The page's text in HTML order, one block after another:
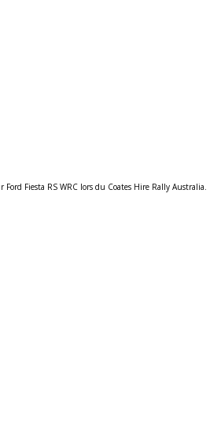
Fiesta RS WRC lors du Coates Hire Rally Australia.